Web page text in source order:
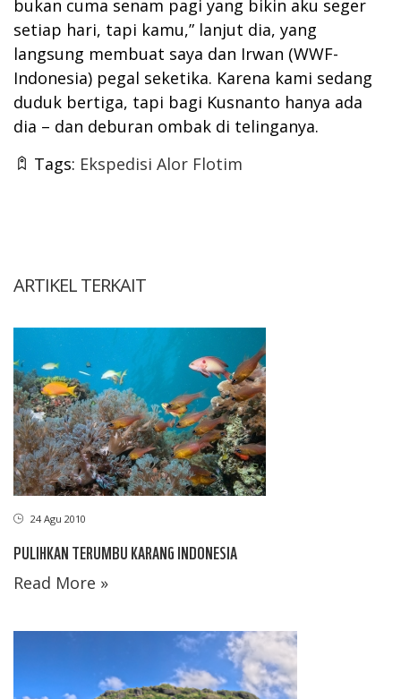
bukan cuma senam pagi yang bikin aku seger
setiap hari, tapi kamu,” lanjut dia, yang
langsung membuat saya dan Irwan (WWF-
Indonesia) pegal seketika. Karena kami sedang
duduk bertiga, tapi bagi Kusnanto hanya ada
dia – dan deburan ombak di telinganya.
Tags: Ekspedisi Alor Flotim
ARTIKEL TERKAIT
24 Agu 2010
PULIHKAN TERUMBU KARANG INDONESIA
Read More »